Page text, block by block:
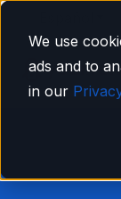
We use
ads and to
in our